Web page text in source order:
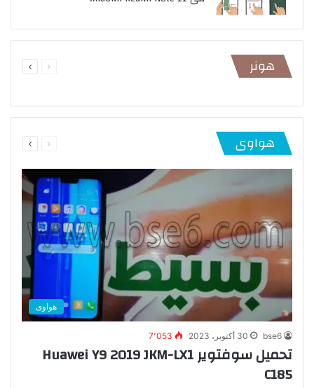
هونر
الصفحة
هواوى
الصفحة
هواوى
bse6 30 أكتوبر، 2023 7٬053
تحميل سوفتوير Huawei Y9 2019 JKM-LX1
C185